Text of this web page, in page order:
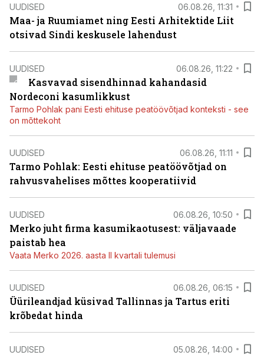
UUDISED 06.08.26, 11:31
Maa- ja Ruumiamet ning Eesti Arhitektide Liit
otsivad Sindi keskusele lahendust
UUDISED 06.08.26, 11:22
Kasvavad sisendhinnad kahandasid
Nordeconi kasumlikkust
Tarmo Pohlak pani Eesti ehituse peatöövõtjad konteksti - see
on mõttekoht
UUDISED 06.08.26, 11:11
Tarmo Pohlak: Eesti ehituse peatöövõtjad on
rahvusvahelises mõttes kooperatiivid
UUDISED 06.08.26, 10:50
Merko juht firma kasumikaotusest: väljavaade
paistab hea
Vaata Merko 2026. aasta II kvartali tulemusi
UUDISED 06.08.26, 06:15
Üürileandjad küsivad Tallinnas ja Tartus eriti
krõbedat hinda
UUDISED 05.08.26, 14:00